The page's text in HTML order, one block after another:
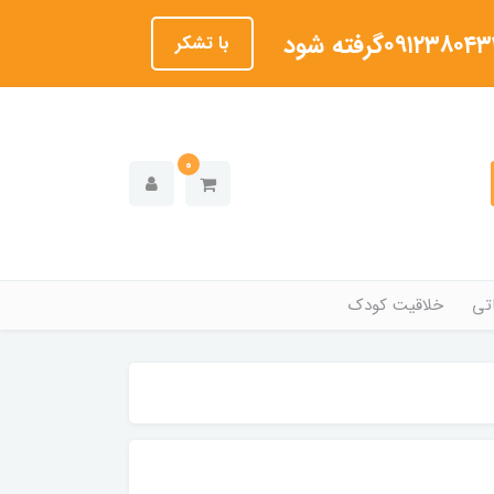
با تشکر
0
خلاقیت کودک